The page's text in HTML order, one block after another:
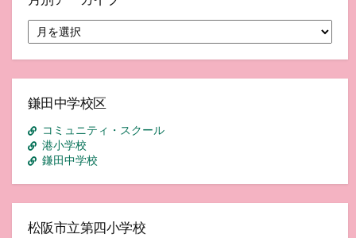
別
ア
イ
鎌田中学校区
コミュニティ・スクール
港小学校
鎌田中学校
松阪市立第四小学校